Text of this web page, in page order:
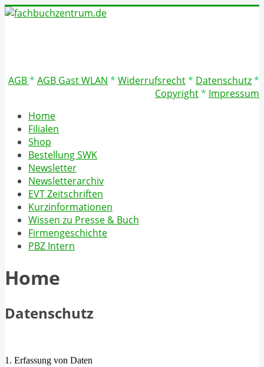
AGB* AGB Gast WLAN * Widerrufsrecht* Datenschutz*
Copyright* Impressum
Home
Filialen
Shop
Bestellung SWK
Newsletter
Newsletterarchiv
EVT Zeitschriften
Kurzinformationen
Wissen zu Presse & Buch
Firmengeschichte
PBZ Intern
Home
Datenschutz
1. Erfassung von Daten